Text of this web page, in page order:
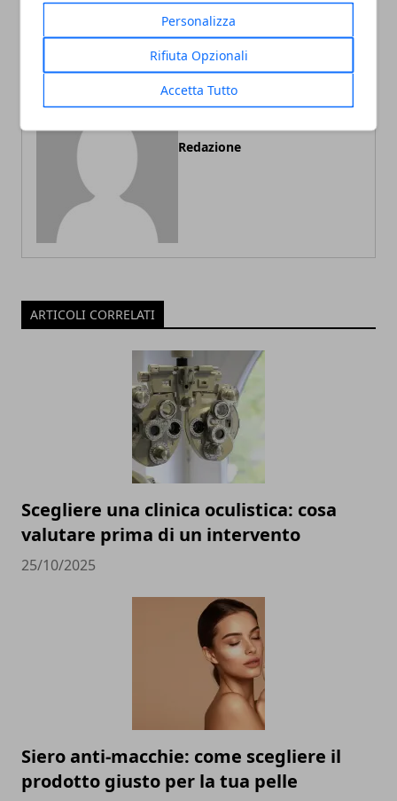
Personalizza
Rifiuta Opzionali
Accetta Tutto
anni
glutei
Redazione
ARTICOLI CORRELATI
Scegliere una clinica oculistica: cosa
valutare prima di un intervento
25/10/2025
Siero anti-macchie: come scegliere il
prodotto giusto per la tua pelle